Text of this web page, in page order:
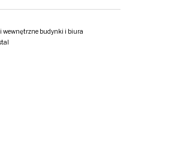
wewnętrzne budynki i biura